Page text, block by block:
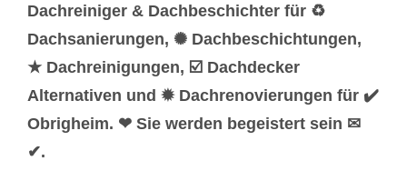
Dachreiniger & Dachbeschichter für ♻
Dachsanierungen, ✺ Dachbeschichtungen,
★ Dachreinigungen, ☑️ Dachdecker
Alternativen und ✹ Dachrenovierungen für ✔️
Obrigheim. ❤ Sie werden begeistert sein ✉
✔.